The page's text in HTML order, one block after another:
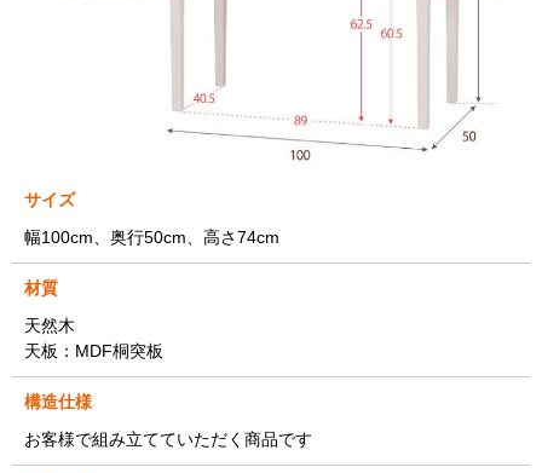
サイズ
幅100cm、奥行50cm、高さ74cm
材質
天然木
天板：MDF桐突板
構造仕様
お客様で組み立てていただく商品です